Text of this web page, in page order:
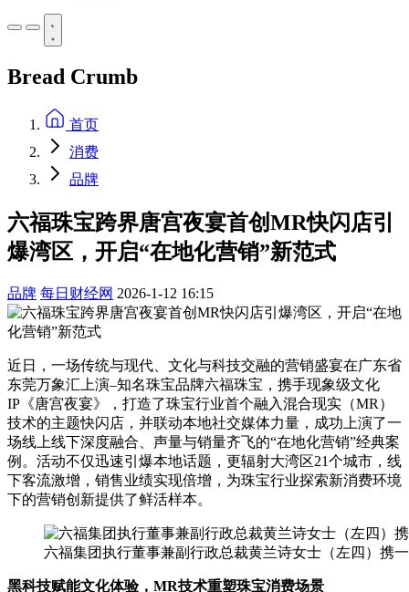
Bread Crumb
首页
消费
品牌
六福珠宝跨界唐宫夜宴首创MR快闪店引
爆湾区，开启“在地化营销”新范式
品牌 每日财经网 2026-1-12 16:15
近日，一场传统与现代、文化与科技交融的营销盛宴在广东省
东莞万象汇上演–知名珠宝品牌六福珠宝，携手现象级文化
IP《唐宫夜宴》，打造了珠宝行业首个融入混合现实（MR）
技术的主题快闪店，并联动本地社交媒体力量，成功上演了一
场线上线下深度融合、声量与销量齐飞的“在地化营销”经典案
例。活动不仅迅速引爆本地话题，更辐射大湾区21个城市，线
下客流激增，销售业绩实现倍增，为珠宝行业探索新消费环境
下的营销创新提供了鲜活样本。
六福集团执行董事兼副行政总裁黄兰诗女士（左四）携
黑科技赋能文化体验， MR技术重塑珠宝消费场景